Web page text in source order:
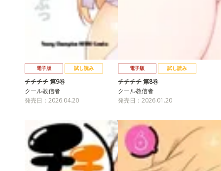
電子版 試し読み
チチチチ 第9巻
クール教信者
発売日：2026.04.20
電子版 試し読み
チチチチ 第8巻
クール教信者
発売日：2026.01.20